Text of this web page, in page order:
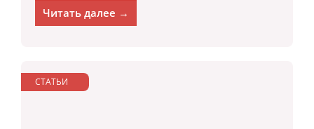
Читать далее →
СТАТЬИ